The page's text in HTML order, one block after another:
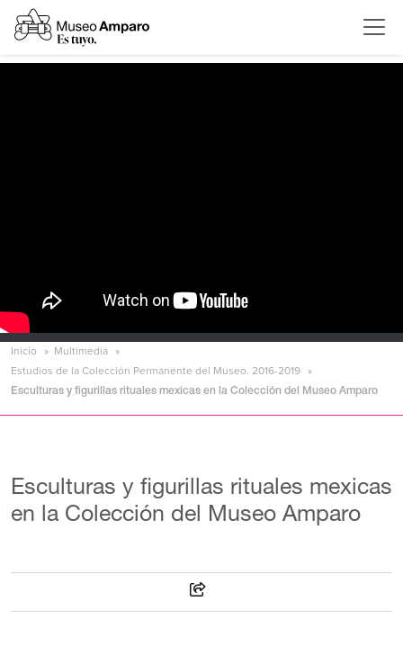
Inicio
Multimedia
Estudios de la Colección Permanente del Museo. 2016-2019
Esculturas y figurillas rituales mexicas en la Colección del Museo Amparo
Esculturas y figurillas rituales mexicas
en la Colección del Museo Amparo